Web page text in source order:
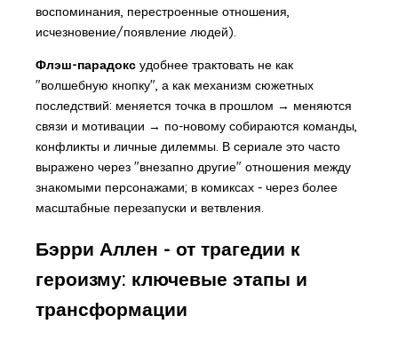
воспоминания, перестроенные отношения,
исчезновение/появление людей).
Флэш-парадоксудобнее трактовать не как
"волшебную кнопку", а как механизм сюжетных
последствий: меняется точка в прошлом → меняются
связи и мотивации → по-новому собираются команды,
конфликты и личные дилеммы. В сериале это часто
выражено через "внезапно другие" отношения между
знакомыми персонажами; в комиксах - через более
масштабные перезапуски и ветвления.
Бэрри Аллен - от трагедии к
героизму: ключевые этапы и
трансформации